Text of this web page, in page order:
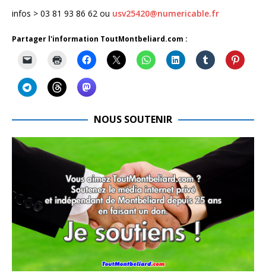
infos > 03 81 93 86 62 ou usv25420@numericable.fr
Partager l'information ToutMontbeliard.com :
NOUS SOUTENIR